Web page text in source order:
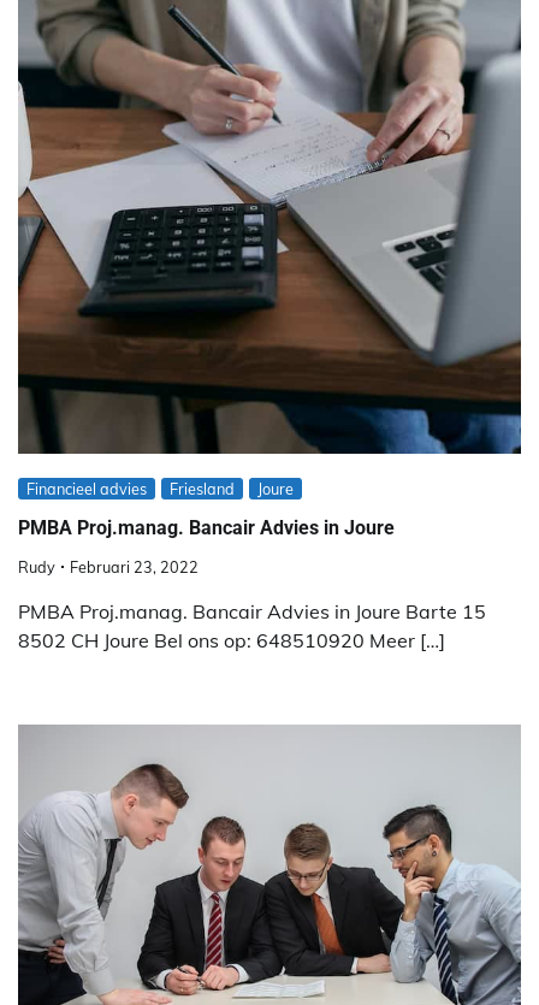
Financieel advies Friesland Joure
PMBA Proj.manag. Bancair Advies in Joure
Rudy Februari 23, 2022
PMBA Proj.manag. Bancair Advies in Joure Barte 15
8502 CH Joure Bel ons op: 648510920 Meer […]